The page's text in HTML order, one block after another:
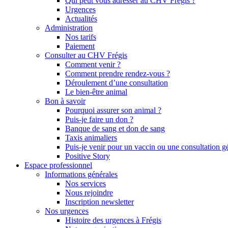
Urgences
Actualités
Administration
Nos tarifs
Paiement
Consulter au CHV Frégis
Comment venir ?
Comment prendre rendez-vous ?
Déroulement d’une consultation
Le bien-être animal
Bon à savoir
Pourquoi assurer son animal ?
Puis-je faire un don ?
Banque de sang et don de sang
Taxis animaliers
Puis-je venir pour un vaccin ou une consultation
Positive Story
Espace professionnel
Informations générales
Nos services
Nous rejoindre
Inscription newsletter
Nos urgences
Histoire des urgences à Frégis